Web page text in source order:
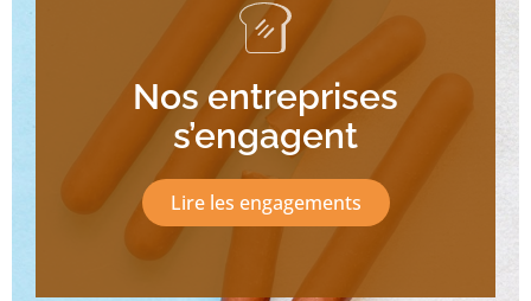
Nos entreprises
s’engagent
Lire les engagements